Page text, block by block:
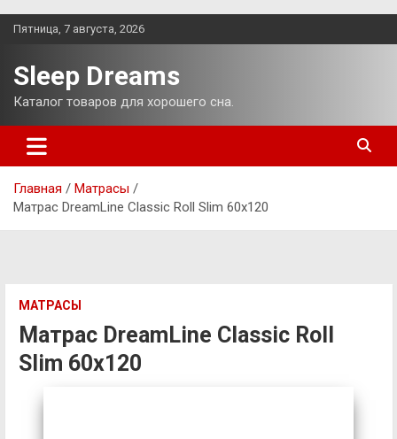
Перейти
Пятница, 7 августа, 2026
Sleep Dreams
Каталог товаров для хорошего сна.
Главная
Матрасы
Матрас DreamLine Classic Roll Slim 60х120
МАТРАСЫ
Матрас DreamLine Classic Roll
Slim 60х120